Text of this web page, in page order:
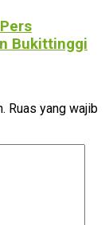
Bukittinggi
Ruas yang wajib